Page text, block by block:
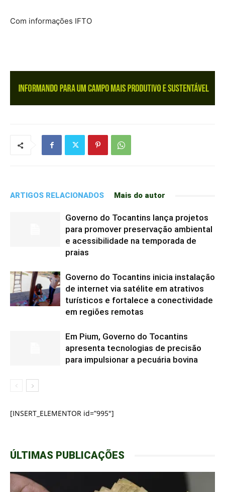
Com informações IFTO
ARTIGOS RELACIONADOS Mais do autor
Governo do Tocantins lança projetos
para promover preservação ambiental
e acessibilidade na temporada de
praias
Governo do Tocantins inicia instalação
de internet via satélite em atrativos
turísticos e fortalece a conectividade
em regiões remotas
Em Pium, Governo do Tocantins
apresenta tecnologias de precisão
para impulsionar a pecuária bovina
[INSERT_ELEMENTOR id=”995″]
ÚLTIMAS PUBLICAÇÕES